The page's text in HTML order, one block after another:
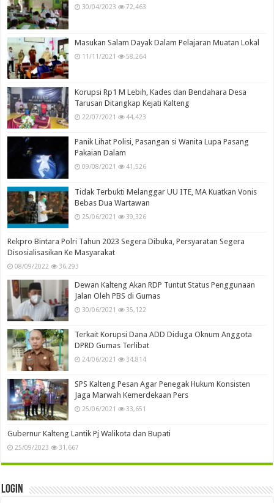
30/04/2023 72,463
Masukan Salam Dayak Dalam Pelajaran Muatan Lokal
11/11/2021 58,264
Korupsi Rp1 M Lebih, Kades dan Bendahara Desa
Tarusan Ditangkap Kejati Kalteng
22/07/2021 44,423
Panik Lihat Polisi, Pasangan si Wanita Lupa Pasang
Pakaian Dalam
09/08/2021 41,526
Tidak Terbukti Melanggar UU ITE, MA Kuatkan Vonis
Bebas Dua Wartawan
25/06/2021 39,326
Rekpro Bintara Polri Tahun 2023 Segera Dibuka, Persyaratan Segera
Disosialisasikan Ke Masyarakat
08/09/2022 36,293
Dewan Kalteng Akan RDP Tuntut Status Penggunaan
Jalan Oleh PBS di Gumas
30/06/2021 35,122
Terkait Korupsi Dana ADD Diduga Oknum Anggota
DPRD Gumas Terlibat
24/06/2021 34,814
SPS Kalteng Pesan Agar Penegak Hukum Konsisten
Jaga Marwah Kemerdekaan Pers
25/06/2021 33,651
Gubernur Kalteng Lantik Pj Walikota dan Bupati
25/09/2023 31,667
Login